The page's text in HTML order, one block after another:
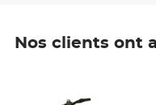
Nos clients ont